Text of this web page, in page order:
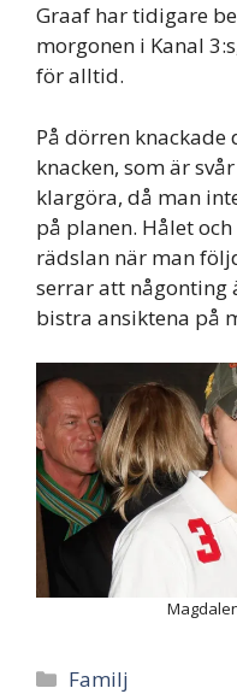
Graaf har tidigare
morgonen i Kanal
för alltid.
På dörren knackade
knacken, som är
klargöra, då man
på planen. Hålet
rädslan när man
serrar att någonting
bistra ansiktena på
Categories
Familj